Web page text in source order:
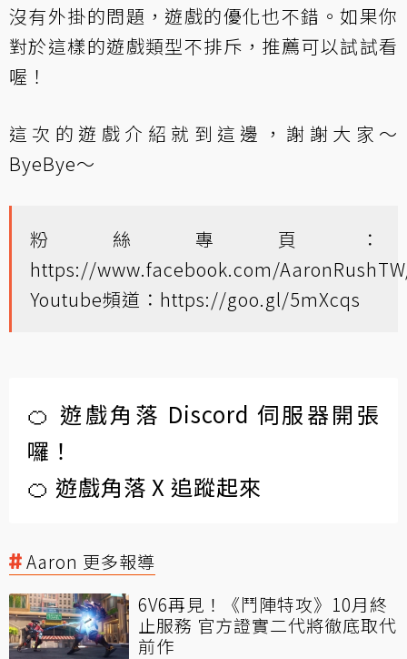
沒有外掛的問題，遊戲的優化也不錯。如果你
對於這樣的遊戲類型不排斥，推薦可以試試看
喔！
這次的遊戲介紹就到這邊，謝謝大家～
ByeBye～
粉絲專頁：
https://www.facebook.com/
Youtube頻道： https://goo.gl/5mXcqs
🍊 遊戲角落 Discord 伺服器開張
囉！
🍊 遊戲角落 X 追蹤起來
Aaron 更多報導
6V6再見！《鬥陣特攻》10月終
止服務 官方證實二代將徹底取代
前作